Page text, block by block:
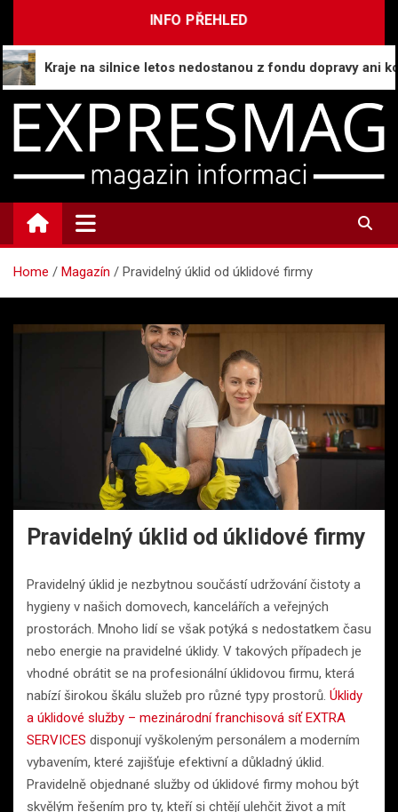
content
INFO PŘEHLED
Kraje na silnice letos nedostanou z fondu dopravy ani
ExpresMag.cz
Informační magazín
Home Magazín Pravidelný úklid od úklidové firmy
Pravidelný úklid od úklidové firmy
Pravidelný úklid je nezbytnou součástí udržování čistoty a
hygieny v našich domovech, kancelářích a veřejných
prostorách. Mnoho lidí se však potýká s nedostatkem času
nebo energie na pravidelné úklidy. V takových případech je
vhodné obrátit se na profesionální úklidovou firmu, která
nabízí širokou škálu služeb pro různé typy prostorů. Úklidy
a úklidové služby – mezinárodní franchisová síť EXTRA
SERVICES disponují vyškoleným personálem a moderním
vybavením, které zajišťuje efektivní a důkladný úklid.
Pravidelně objednané služby od úklidové firmy mohou být
skvělým řešením pro ty, kteří si chtějí ulehčit život a mít